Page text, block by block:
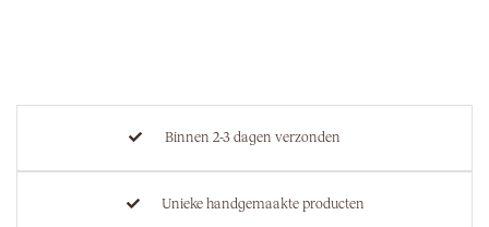
Binnen 2-3 dagen verzonden
Unieke handgemaakte producten